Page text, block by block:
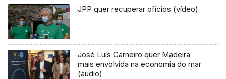
JPP quer recuperar ofícios (vídeo)
José Luís Carneiro quer Madeira
mais envolvida na economia do mar
(áudio)